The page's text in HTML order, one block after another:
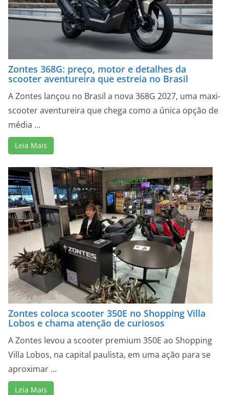
Zontes 368G: preço, motor e detalhes da
scooter aventureira que estreia no Brasil
A Zontes lançou no Brasil a nova 368G 2027, uma maxi-
scooter aventureira que chega como a única opção de
média ...
Leia Mais
Zontes coloca scooter 350E no Shopping Villa
Lobos e chama atenção de curiosos
A Zontes levou a scooter premium 350E ao Shopping
Villa Lobos, na capital paulista, em uma ação para se
aproximar ...
Leia Mais